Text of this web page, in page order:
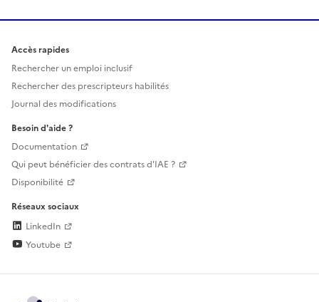
Accès rapides
Rechercher un emploi inclusif
Rechercher des prescripteurs habilités
Journal des modifications
Besoin d'aide ?
Documentation
Qui peut bénéficier des contrats d'IAE ?
Disponibilité
Réseaux sociaux
LinkedIn
Youtube